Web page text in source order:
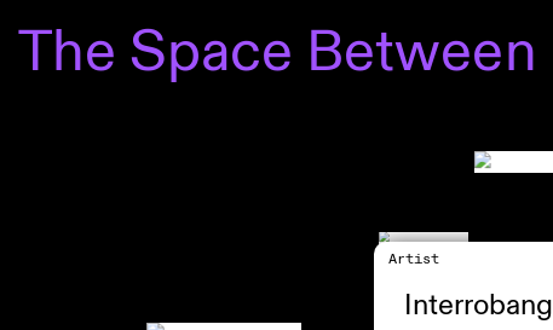
The Space Between
Artist
Interrobang